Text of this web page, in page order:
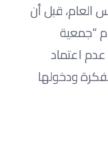
العام، قبل أن
نظام “جمعية
اعتماد
ودخولها